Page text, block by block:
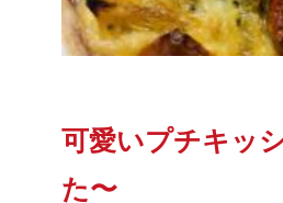
可愛いプチキッ
た〜